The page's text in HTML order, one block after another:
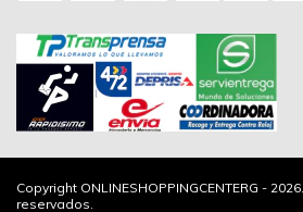
Copyright ONLINESHOPPINGCENTERG -
reservados.